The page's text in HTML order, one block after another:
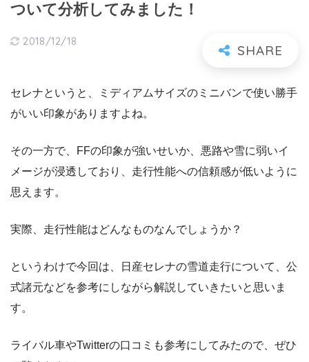
ついて分析してみました！
2018/12/18
セレナというと、ミディアムサイズのミニバンで使い勝手
がいい印象がありますよね。
その一方で、FFの印象が強いせいか、悪路や雪に弱いイ
メージが浸透しており、走行性能への信頼感が低いように
思えます。
実際、走行性能はどんなものなんでしょうか？
というわけで今回は、日産セレナの雪道走行について、公
式諸元などを参考にしながら解説していきたいと思いま
す。
ライバル車やTwitterの口コミも参考にしてみたので、ぜひ